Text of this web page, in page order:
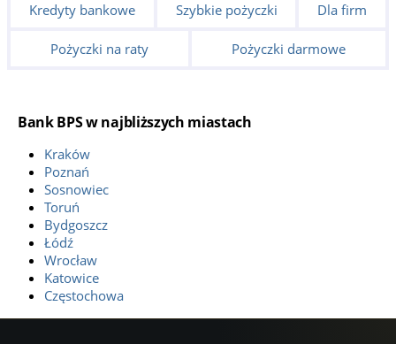
Kredyty bankowe Szybkie pożyczki Dla firm
Pożyczki na raty Pożyczki darmowe
Bank BPS w najbliższych miastach
Kraków
Poznań
Sosnowiec
Toruń
Bydgoszcz
Łódź
Wrocław
Katowice
Częstochowa